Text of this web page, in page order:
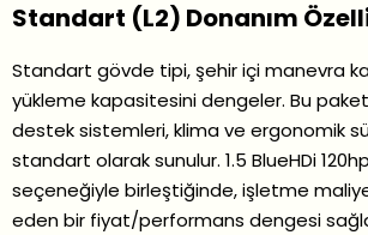
Standart (L2) Donanım
Standart gövde tipi, şehir içi manevra
yükleme kapasitesini dengeler. Bu
destek sistemleri, klima ve ergonomik
standart olarak sunulur. 1.5 BlueHDi
seçeneğiyle birleştiğinde, işletme
eden bir fiyat/performans dengesi